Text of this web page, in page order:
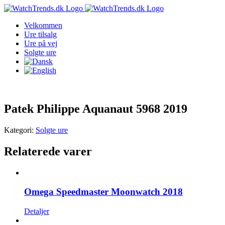
Skip
contentVelkommen
Ure tilsalg
Ure på vej
Solgte ure
Patek Philippe Aquanaut 5968 2019
Kategori: Solgte ure
Relaterede varer
Omega Speedmaster Moonwatch 2018
Detaljer